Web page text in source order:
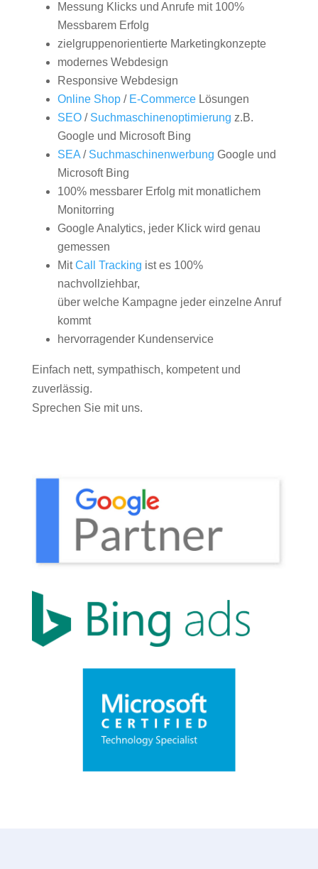
Messung Klicks und Anrufe mit 100%
Messbarem Erfolg
zielgruppenorientierte Marketingkonzepte
modernes Webdesign
Responsive Webdesign
Online Shop/ E-CommerceLösungen
SEO/ Suchmaschinenoptimierung z.B.
Google und Microsoft Bing
SEA/ Suchmaschinenwerbung Google und
Microsoft Bing
100% messbarer Erfolg mit monatlichem
Monitorring
Google Analytics, jeder Klick wird genau
gemessen
MitCall Tracking ist es 100%
nachvollziehbar,
über welche Kampagne jeder einzelne Anruf
kommt
hervorragender Kundenservice
Einfach nett, sympathisch, kompetent und
zuverlässig.
Sprechen Sie mit uns.